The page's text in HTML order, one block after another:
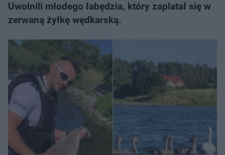
Uwolnili młodego łabędzia, który zaplatał się w
zerwaną żyłkę wędkarską.